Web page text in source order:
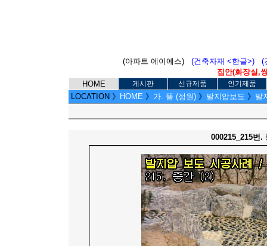
(아파트 에이에스) (건축자재 <한글>)
(
집안(화장실,
HOME
게시판 신규제품 인기제품
LOCATION 》 HOME 》 가. 뜰 (정원) 》 발지압보도 》 발
000215_215번.